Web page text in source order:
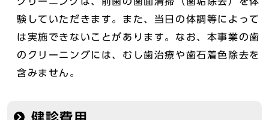
験していただきます。また、当日の体調等によって
は実施できないことがあります。なお、本事業の歯
のクリーニングには、むし歯治療や歯石着色除去を
含みません。